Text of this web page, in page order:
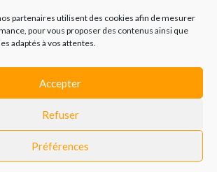
partenaires utilisent des cookies afin de mesurer
pour vous proposer des contenus ainsi que
adaptés à vos attentes.
Accepter
Refuser
Préférences
matériel
webGroupe écho |Mentions légales